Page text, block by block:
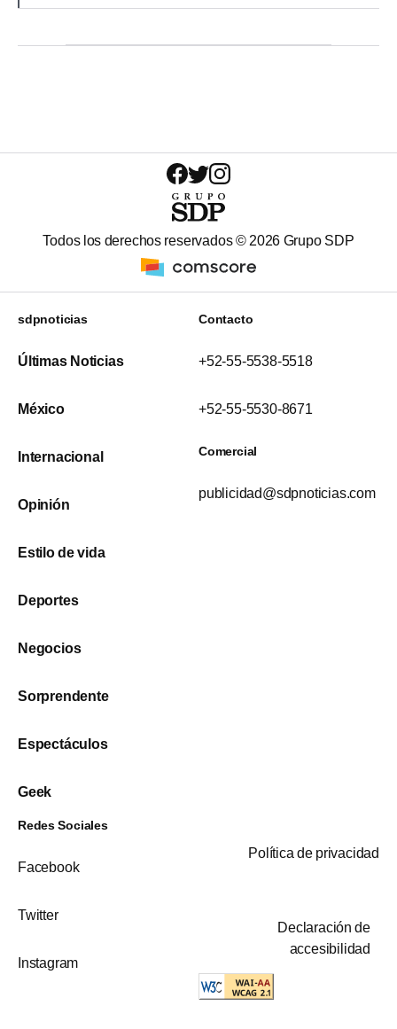
Todos los derechos reservados © 2026 Grupo SDP
sdpnoticias
Últimas Noticias
México
Internacional
Opinión
Estilo de vida
Deportes
Negocios
Sorprendente
Espectáculos
Geek
Contacto
+52-55-5538-5518
+52-55-5530-8671
Comercial
publicidad@sdpnoticias.com
Redes Sociales
Facebook
Twitter
Instagram
Política de privacidad
Declaración de
accesibilidad